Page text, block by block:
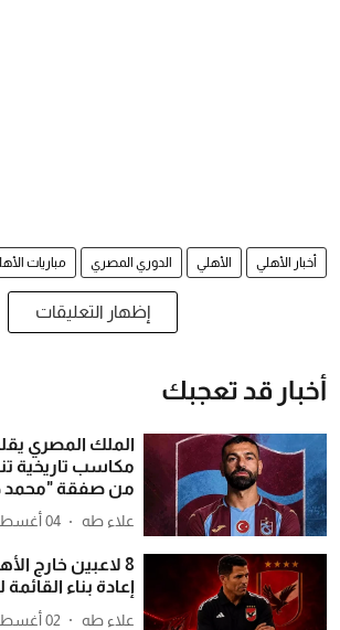
أخبار الأهلي الأهلي الدوري المصري مباريات
إظهار التعليقات
أخبار قد تعجبك
الملك المصري
مكاسب تاريخية
من صفقة "محمد
علاء طه 04 أغسطس 2026
8 لاعبين خارج
إعادة بناء
علاء طه 02 أغسطس 2026